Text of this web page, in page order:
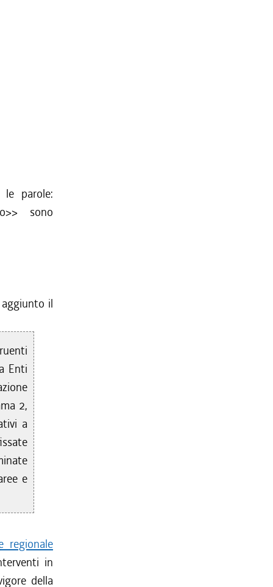
le parole:
sono
il
Enti
2,
a
e
regionale
in
della